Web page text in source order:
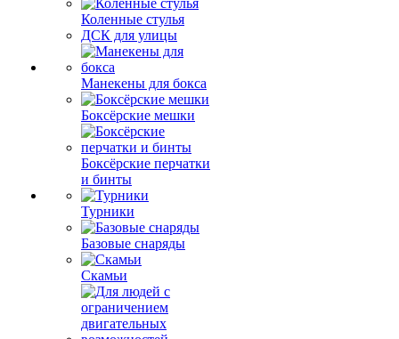
Коленные стулья
ДСК для улицы
Манекены для бокса
Боксёрские мешки
Боксёрские перчатки
и бинты
Турники
Базовые снаряды
Скамьи